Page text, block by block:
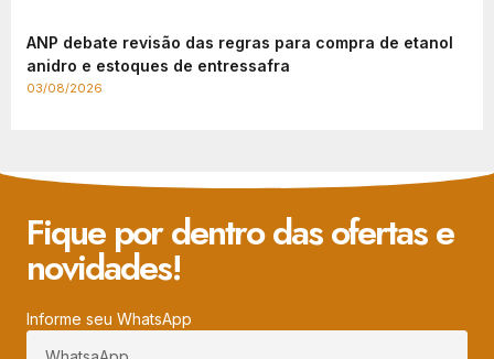
ANP debate revisão das regras para compra de etanol
anidro e estoques de entressafra
03/08/2026
Fique por dentro das ofertas e
novidades!
Informe seu WhatsApp